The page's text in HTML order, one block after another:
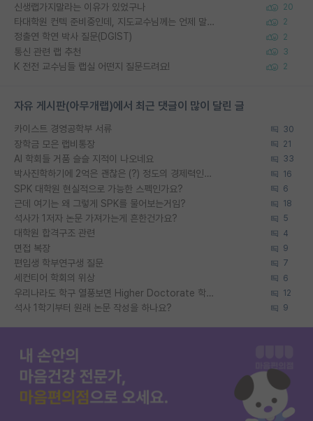
신생랩가지말라는 이유가 있었구나 20
타대학원 컨텍 준비중인데, 지도교수님께는 언제 말씀드려야 할까요? 2
정출연 학연 박사 질문(DGIST) 2
통신 관련 랩 추천 3
K 전전 교수님들 랩실 어떤지 질문드려요! 2
자유 게시판(아무개랩)에서 최근 댓글이 많이 달린 글
카이스트 경영공학부 서류 30
장학금 모은 랩비통장 21
AI 학회들 거품 슬슬 지적이 나오네요 33
박사진학하기에 2억은 괜찮은 (?) 정도의 경제력인가요 16
SPK 대학원 현실적으로 가능한 스펙인가요? 6
근데 여기는 왜 그렇게 SPK를 물어보는거임? 18
석사가 1저자 논문 가져가는게 흔한건가요? 5
대학원 합격구조 관련 4
면접 복장 9
편입생 학부연구생 질문 7
세컨티어 학회의 위상 6
우리나라도 학구 열풍보면 Higher Doctorate 학위가 필요하다고 봅니다. 12
석사 1학기부터 원래 논문 작성을 하나요? 9